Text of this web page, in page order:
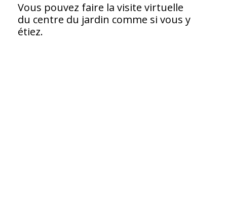
Vous pouvez faire la visite virtuelle
du centre du jardin comme si vous y
étiez.